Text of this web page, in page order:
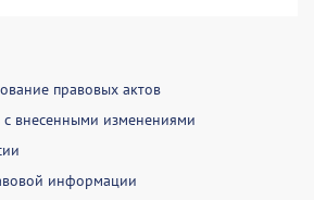
правовых актов
с внесенными изменениями
информации